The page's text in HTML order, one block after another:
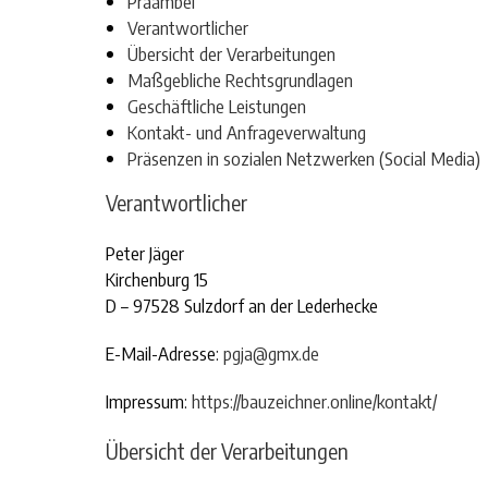
Verantwortlicher
Übersicht der Verarbeitungen
Maßgebliche Rechtsgrundlagen
Geschäftliche Leistungen
Kontakt- und Anfrageverwaltung
Präsenzen in sozialen Netzwerken (Social Media)
Verantwortlicher
Peter Jäger
Kirchenburg 15
D – 97528 Sulzdorf an der Lederhecke
E-Mail-Adresse: pgja@gmx.de
Impressum: https://bauzeichner.online/kontakt/
Übersicht der Verarbeitungen